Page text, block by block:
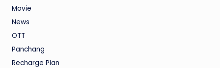
Movie
News
OTT
Panchang
Recharge Plan